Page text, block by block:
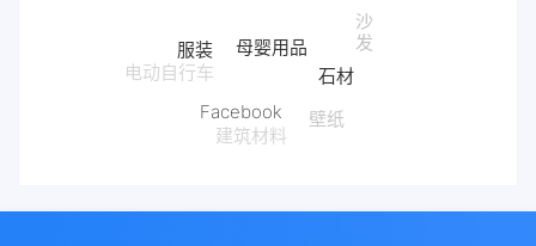
沙
发
电动自行车
服装
母婴用品
石材
壁纸
建筑材料
Facebook